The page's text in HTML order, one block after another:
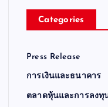
Categories
Press Release
การเงินและธนาคาร
ตลาดหุ้นและการลงทุ